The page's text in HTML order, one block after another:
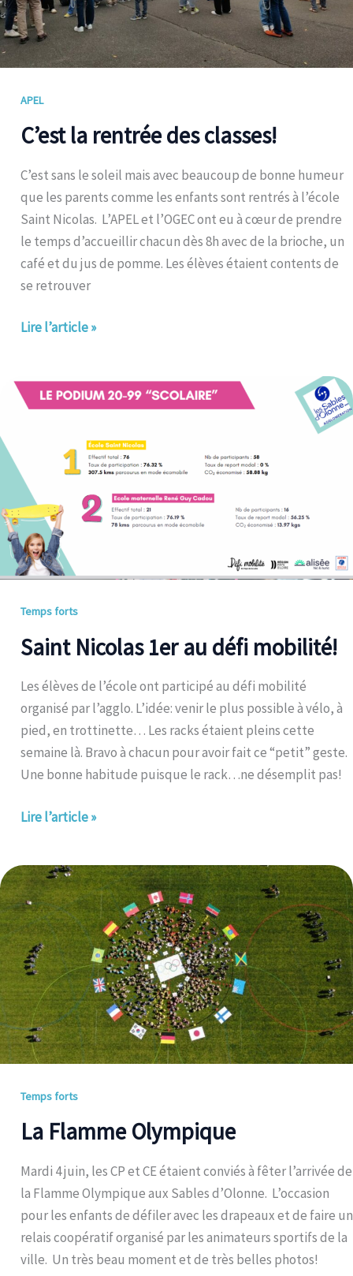
APEL
C’est la rentrée des classes!
C’est sans le soleil mais avec beaucoup de bonne humeur
que les parents comme les enfants sont rentrés à l’école
Saint Nicolas. L’APEL et l’OGEC ont eu à cœur de prendre
le temps d’accueillir chacun dès 8h avec de la brioche, un
café et du jus de pomme. Les élèves étaient contents de
se retrouver
Lire l’article »
Temps forts
Saint Nicolas 1er au défi mobilité!
Les élèves de l’école ont participé au défi mobilité
organisé par l’agglo. L’idée: venir le plus possible à vélo, à
pied, en trottinette… Les racks étaient pleins cette
semaine là. Bravo à chacun pour avoir fait ce “petit” geste.
Une bonne habitude puisque le rack…ne désemplit pas!
Saint
Nicolas
défi
mobilité!
Lire l’article »
Temps forts
La Flamme Olympique
Mardi 4 juin, les CP et CE étaient conviés à fêter l’arrivée de
la Flamme Olympique aux Sables d’Olonne. L’occasion
pour les enfants de défiler avec les drapeaux et de faire un
relais coopératif organisé par les animateurs sportifs de la
ville. Un très beau moment et de très belles photos!
La
Flamme
Olympique